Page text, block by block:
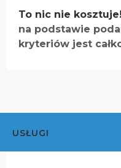
To nic nie kosztuje!
na podstawie
kryteriów jest
USŁUGI